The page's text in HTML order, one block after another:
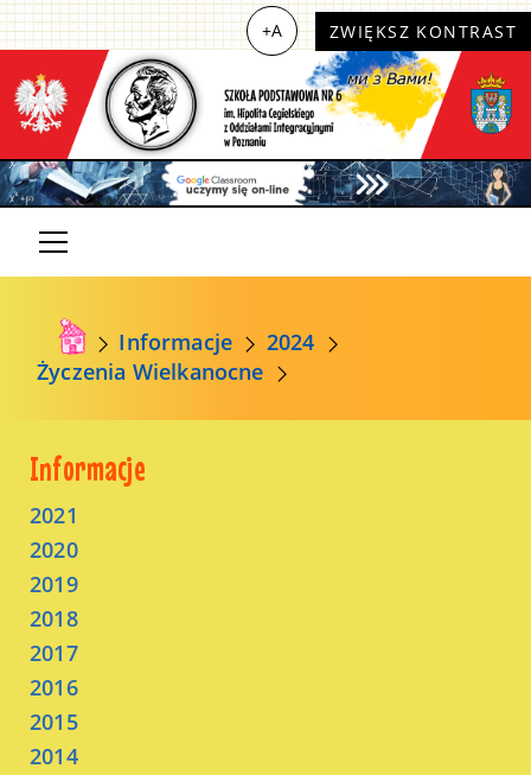
+A ZWIĘKSZ KONTRAST
Informacje
2024
Życzenia Wielkanocne
Informacje
2021
2020
2019
2018
2017
2016
2015
2014